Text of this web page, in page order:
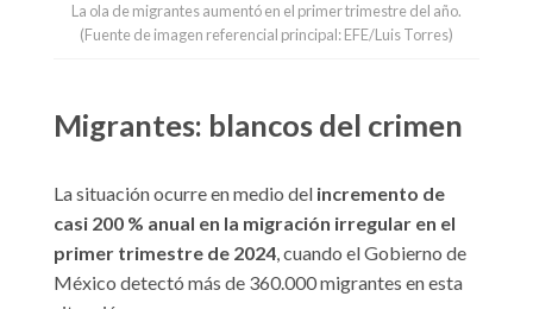
La ola de migrantes aumentó en el primer trimestre del año.
(Fuente de imagen referencial principal: EFE/Luis Torres)
Migrantes: blancos del crimen
La situación ocurre en medio del incremento de
casi 200 % anual en la migración irregular en el
primer trimestre de 2024, cuando el Gobierno de
México detectó más de 360.000 migrantes en esta